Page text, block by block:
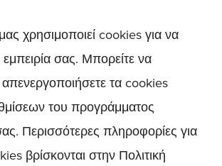
χρησιμοποιεί cookies για να
εμπειρία σας. Μπορείτε να
απενεργοποιήσετε τα cookies
του προγράμματος
Περισσότερες πληροφορίες για
βρίσκονται στην Πολιτική